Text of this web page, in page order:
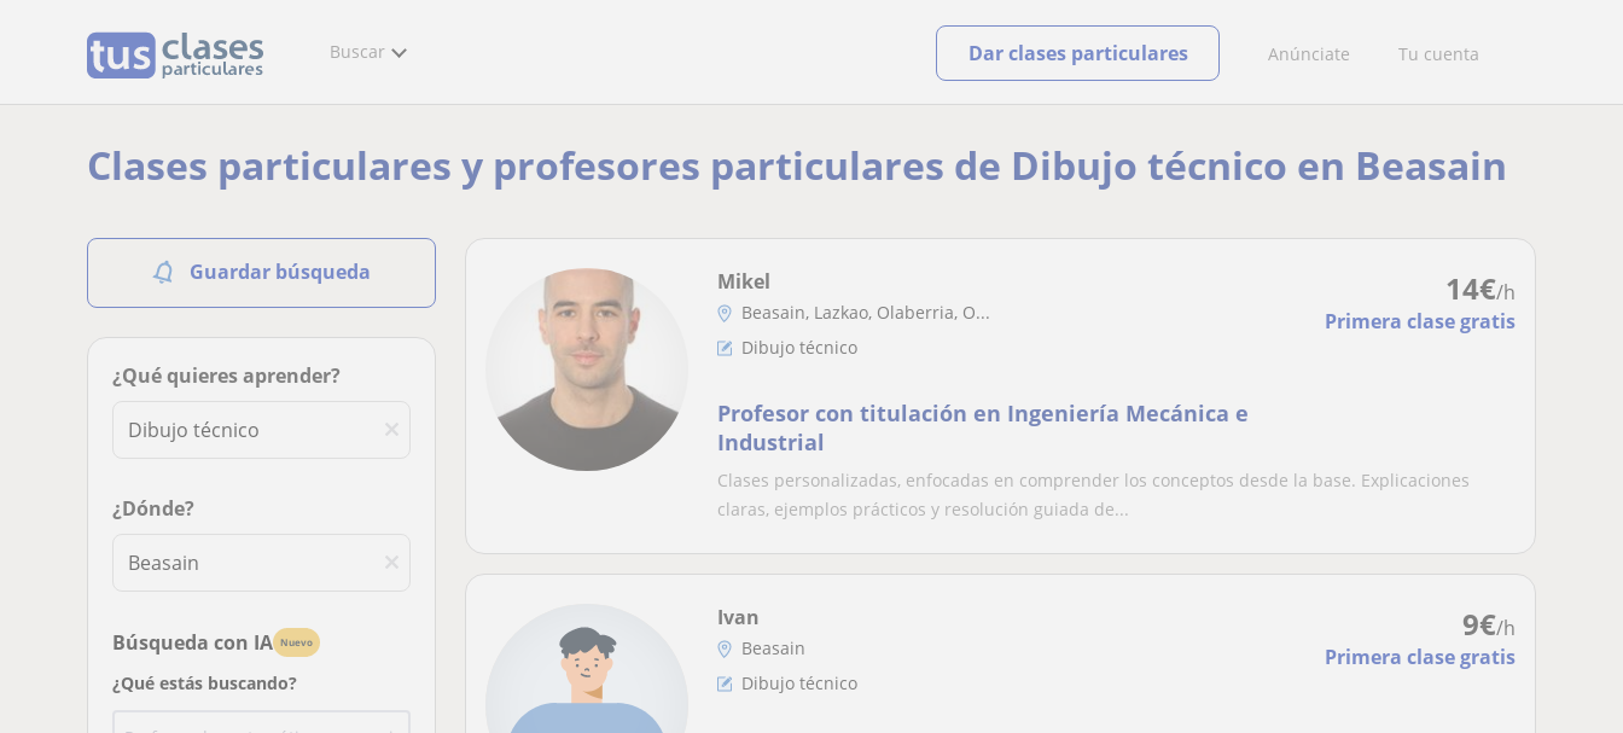
Buscar Anúnciate Tu cuenta
Dar clases particulares
Clases particulares y profesores particulares de Dibujo técnico en Beasain
Guardar búsqueda
¿Qué quieres aprender?
¿Dónde?
Búsqueda con IA Nuevo
¿Qué estás buscando?
14€/h
Primera clase gratis
Mikel
Beasain, Lazkao, Olaberria, O...
Dibujo técnico
Profesor con titulación en Ingeniería Mecánica e
Industrial
Clases personalizadas, enfocadas en comprender los conceptos desde la base. Explicaciones
claras, ejemplos prácticos y resolución guiada de...
9€/h
Primera clase gratis
Ivan
Beasain
Dibujo técnico